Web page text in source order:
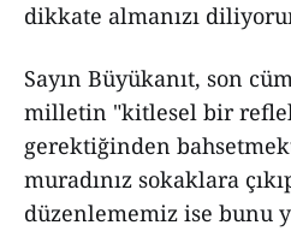
dikkate almanızı
Sayın Büyükanıt, son
milletin "kitlesel bir
gerektiğinden
muradınız sokaklara
düzenlememiz ise bunu